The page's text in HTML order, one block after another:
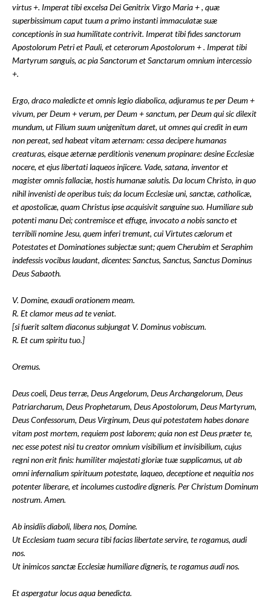
virtus +. Imperat tibi excelsa Dei Genitrix Virgo Maria + , quæ
superbissimum caput tuum a primo instanti immaculatæ suæ
conceptionis in sua humilitate contrivit. Imperat tibi fides sanctorum
Apostolorum Petri et Pauli, et ceterorum Apostolorum + . Imperat tibi
Martyrum sanguis, ac pia Sanctorum et Sanctarum omnium intercessio
+.
Ergo, draco maledicte et omnis legio diabolica, adjuramus te per Deum +
vivum, per Deum + verum, per Deum + sanctum, per Deum qui sic dilexit
mundum, ut Filium suum unigenitum daret, ut omnes qui credit in eum
non pereat, sed habeat vitam æternam: cessa decipere humanas
creaturas, eisque æternæ perditionìs venenum propinare: desine Ecclesiæ
nocere, et ejus libertati laqueos injicere. Vade, satana, inventor et
magister omnis fallaciæ, hostis humanæ salutis. Da locum Christo, in quo
nihil invenisti de operibus tuis; da locum Ecclesiæ uni, sanctæ, catholicæ,
et apostolicæ, quam Christus ipse acquisivit sanguine suo. Humiliare sub
potenti manu Dei; contremisce et effuge, invocato a nobis sancto et
terribili nomine Jesu, quem inferi tremunt, cui Virtutes cælorum et
Potestates et Dominationes subjectæ sunt; quem Cherubim et Seraphim
indefessis vocibus laudant, dicentes: Sanctus, Sanctus, Sanctus Dominus
Deus Sabaoth.
V. Domine, exaudi orationem meam.
R. Et clamor meus ad te veniat.
[si fuerit saltem diaconus subjungat V. Dominus vobiscum.
R. Et cum spiritu tuo.]
Oremus.
Deus coeli, Deus terræ, Deus Angelorum, Deus Archangelorum, Deus
Patriarcharum, Deus Prophetarum, Deus Apostolorum, Deus Martyrum,
Deus Confessorum, Deus Virginum, Deus qui potestatem habes donare
vitam post mortem, requiem post laborem; quia non est Deus præter te,
nec esse potest nisi tu creator omnium visibilium et invisibilium, cujus
regni non erit finis: humiIiter majestati gloriæ tuæ supplicamus, ut ab
omni infernalium spirituum potestate, laqueo, deceptione et nequitia nos
potenter liberare, et incolumes custodire digneris. Per Christum Dominum
nostrum. Amen.
Ab insidiis diaboli, libera nos, Domine.
Ut Ecclesiam tuam secura tibi facias libertate servire, te rogamus, audi
nos.
Ut inimicos sanctæ Ecclesiæ humiliare digneris, te rogamus audi nos.
Et aspergatur locus aqua benedicta.